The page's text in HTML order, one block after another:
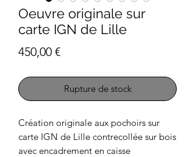
Oeuvre originale sur
carte IGN de Lille
450,00 €Prix
Rupture de stock
Création originale aux pochoirs sur
carte IGN de Lille contrecollée sur bois
avec encadrement en caisse